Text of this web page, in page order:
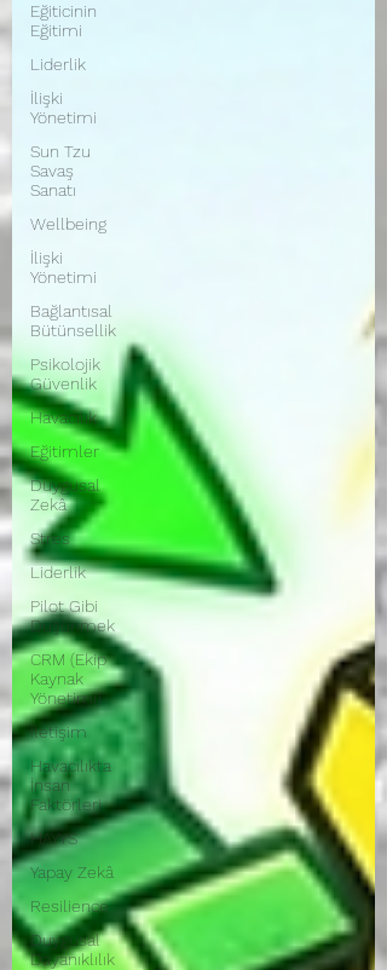
Eğiticinin
Eğitimi
Liderlik
İlişki
Yönetimi
Sun Tzu
Savaş
Sanatı
Wellbeing
İlişki
Yönetimi
Bağlantısal
Bütünsellik
Psikolojik
Güvenlik
Havacılık
Eğitimler
Duygusal
Zekâ
Stres
Liderlik
Pilot Gibi
Düşünmek
CRM (Ekip
Kaynak
Yönetimi)
İletişim
Havacılıkta
İnsan
Faktörleri
HAYYS
Yapay Zekâ
Resilience
Duygusal
Dayanıklılık